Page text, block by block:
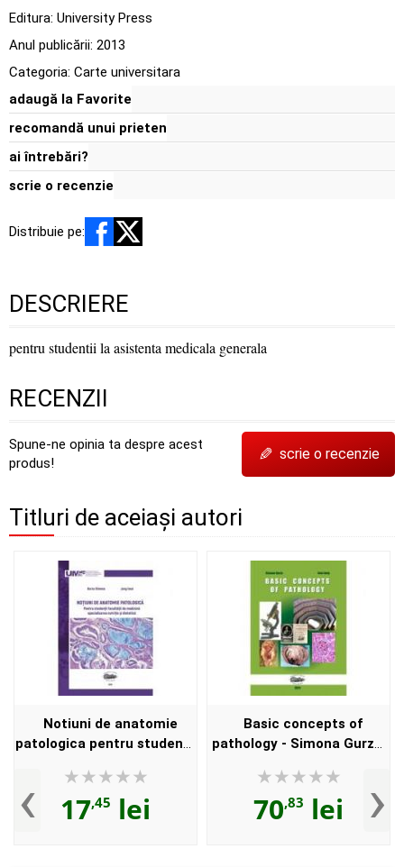
Editura: University Press
Anul publicării: 2013
Categoria: Carte universitara
adaugă la Favorite
recomandă unui prieten
ai întrebări?
scrie o recenzie
Distribuie pe:
DESCRIERE
pentru studentii la asistenta medicala generala
RECENZII
Spune-ne opinia ta despre acest
produs!
✎ scrie o recenzie
Titluri de aceiași autori
‹
Notiuni de anatomie
patologica pentru studentii
specializarea Nutritie si
dietetica - Simona Gur...
17,45 lei
Basic concepts of
pathology - Simona Gurzu,
70,83 lei ›